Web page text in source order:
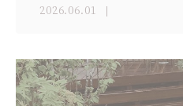
2026.06.01